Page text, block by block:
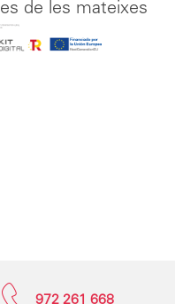
de les mateixes
972 261 668